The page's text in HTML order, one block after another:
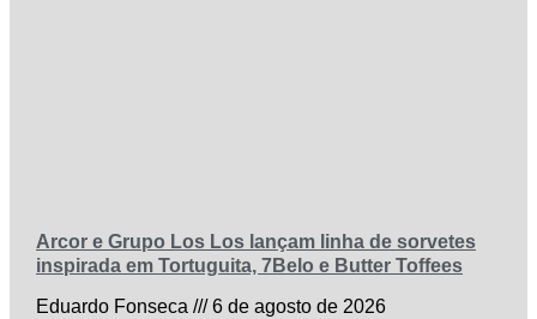
Arcor e Grupo Los Los lançam linha de sorvetes
inspirada em Tortuguita, 7Belo e Butter Toffees
Eduardo Fonseca
6 de agosto de 2026